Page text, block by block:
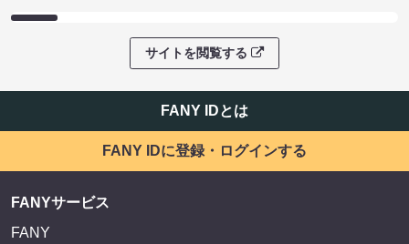
サイトを閲覧する
FANY IDとは
FANY IDに登録・ログインする
FANYサービス
FANY